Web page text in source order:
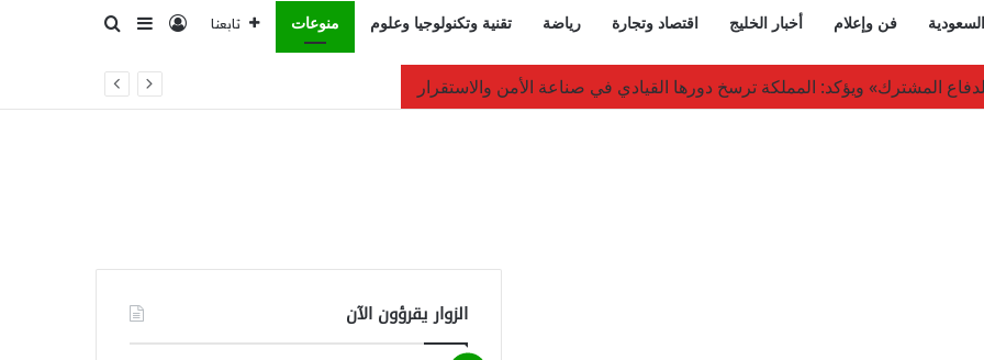
السعودية فن وإعلام أخبار الخليج اقتصاد وتجارة رياضة تقنية وتكنولوجيا وعلوم منوعات تابعنا تسجيل الدخول
إضافة عمود
بحث عن
مجوهرات بـ12 ألف دولار في الهند
الزوار يقرؤون الآن